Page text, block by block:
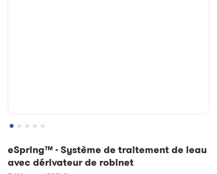
eSpring™-Système de traitement de leau
avec dérivateur de robinet